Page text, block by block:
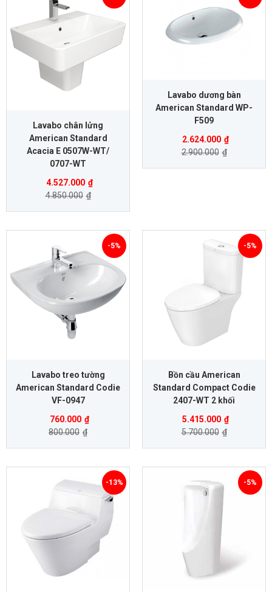
Lavabo chân lửng
American Standard
Acacia E 0507W-WT/
0707-WT
4.527.000 ₫
4.850.000 ₫
Lavabo dương bàn
American Standard WP-
F509
2.624.000 ₫
2.900.000 ₫
Lavabo treo tường
American Standard Codie
VF-0947
760.000 ₫
800.000 ₫
-5%
Bồn cầu American
Standard Compact Codie
2407-WT 2 khối
5.415.000 ₫
5.700.000 ₫
-5%
-13% -5%